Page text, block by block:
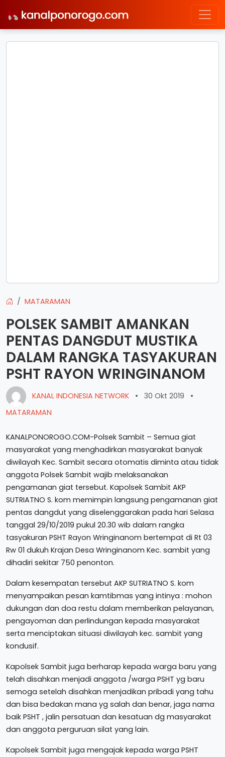
MATARAMAN
POLSEK SAMBIT AMANKAN
PENTAS DANGDUT MUSTIKA
DALAM RANGKA TASYAKURAN
PSHT RAYON WRINGINANOM
KANAL INDONESIA NETWORK • 30 Okt 2019
•
MATARAMAN
KANALPONOROGO.COM-Polsek Sambit – Semua giat
masyarakat yang menghadirkan masyarakat banyak
diwilayah Kec. Sambit secara otomatis diminta atau tidak
anggota Polsek Sambit wajib melaksanakan
pengamanan giat tersebut. Kapolsek Sambit AKP
SUTRIATNO S. kom memimpin langsung pengamanan giat
pentas dangdut yang diselenggarakan pada hari Selasa
tanggal 29/10/2019 pukul 20.30 wib dalam rangka
tasyakuran PSHT Rayon Wringinanom bertempat di Rt 03
Rw 01 dukuh Krajan Desa Wringinanom Kec. sambit yang
dihadiri sekitar 750 penonton.
Dalam kesempatan tersebut AKP SUTRIATNO S. kom
menyampaikan pesan kamtibmas yang intinya : mohon
dukungan dan doa restu dalam memberikan pelayanan,
pengayoman dan perlindungan kepada masyarakat
serta menciptakan situasi diwilayah kec. sambit yang
kondusif.
Kapolsek Sambit juga berharap kepada warga baru yang
telah disahkan menjadi anggota /warga PSHT yg baru
semoga setelah disahkan menjadikan pribadi yang tahu
dan bisa bedakan mana yg salah dan benar, jaga nama
baik PSHT , jalin persatuan dan kesatuan dg masyarakat
dan anggota perguruan silat yang lain.
Kapolsek Sambit juga mengajak kepada warga PSHT